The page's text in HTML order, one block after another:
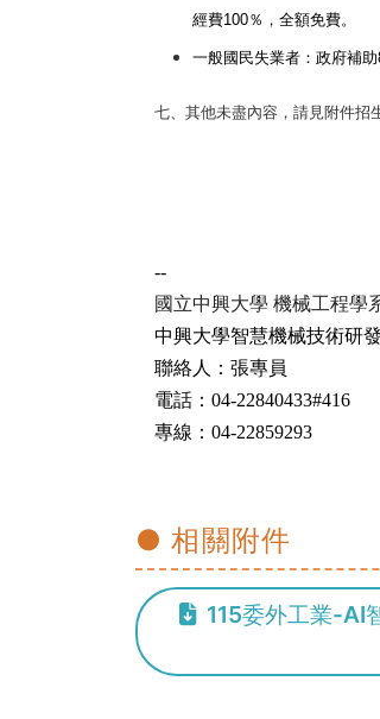
經費100％，全額免費。
一般國民失業者：政府補助
七、其他未盡內容，請見附件招
--
國立中興大學 機械工程學
中興大學智慧機械技術研
聯絡人：張專員
電話：04-22840433#416
專線：04-22859293
● 相關附件
115委外工業-AI